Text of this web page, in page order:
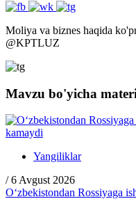
Moliya va biznes haqida
@KPTLUZ
Mavzu bo'yicha
Yangiliklar
/ 6 Avgust 2026
O‘zbekistondan Rossiyaga